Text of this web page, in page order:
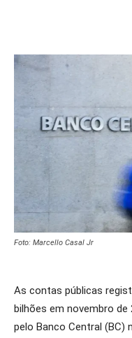
Foto: Marcello Casal Jr
As contas públicas
bilhões em novembro de
pelo Banco Central (BC)